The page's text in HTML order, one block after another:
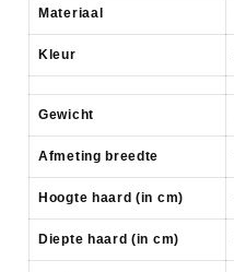
Materiaal
Kleur
Gewicht
Afmeting breedte
Hoogte haard (in cm)
Diepte haard (in cm)